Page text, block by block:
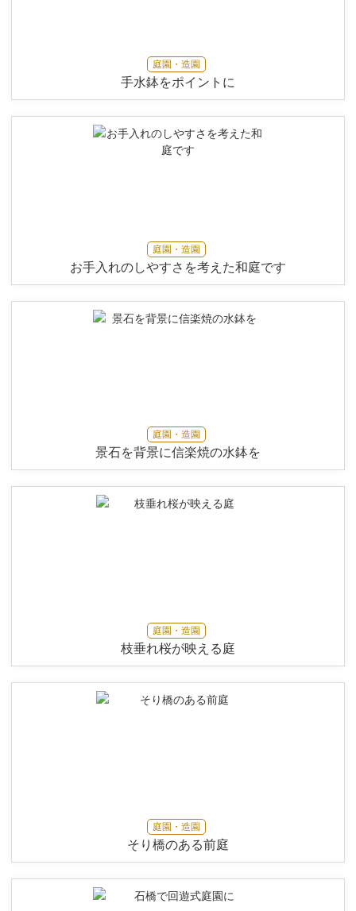
庭園・造園
手水鉢をポイントに
庭園・造園
お手入れのしやすさを考えた和庭です
庭園・造園
景石を背景に信楽焼の水鉢を
庭園・造園
枝垂れ桜が映える庭
庭園・造園
そり橋のある前庭